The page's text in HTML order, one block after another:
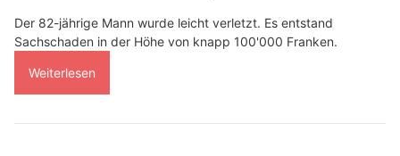
Der 82-jährige Mann wurde leicht verletzt. Es entstand
Sachschaden in der Höhe von knapp 100'000 Franken.
Weiterlesen